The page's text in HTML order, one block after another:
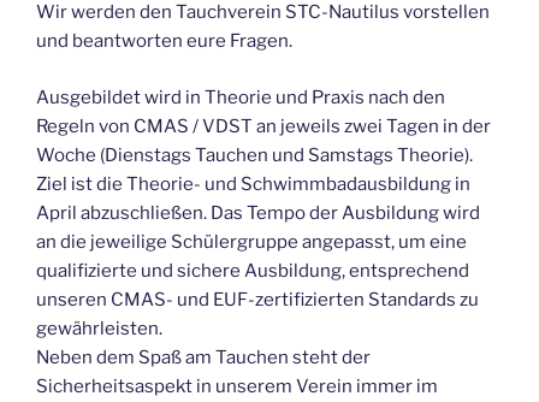
Wir werden den Tauchverein STC-Nautilus vorstellen
und beantworten eure Fragen.
Ausgebildet wird in Theorie und Praxis nach den
Regeln von CMAS / VDST an jeweils zwei Tagen in der
Woche (Dienstags Tauchen und Samstags Theorie).
Ziel ist die Theorie- und Schwimmbadausbildung in
April abzuschließen. Das Tempo der Ausbildung wird
an die jeweilige Schülergruppe angepasst, um eine
qualifizierte und sichere Ausbildung, entsprechend
unseren CMAS- und EUF-zertifizierten Standards zu
gewährleisten.
Neben dem Spaß am Tauchen steht der
Sicherheitsaspekt in unserem Verein immer im